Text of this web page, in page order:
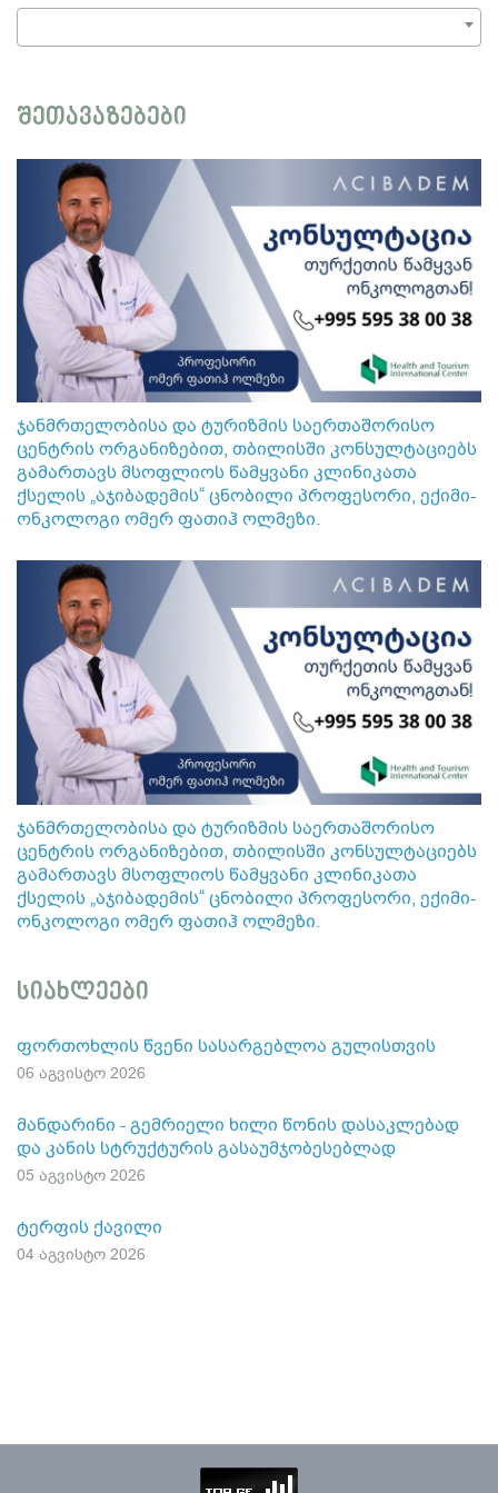
შეთავაზებები
ჯანმრთელობისა და ტურიზმის საერთაშორისო
ცენტრის ორგანიზებით, თბილისში კონსულტაციებს
გამართავს მსოფლიოს წამყვანი კლინიკათა
ქსელის „აჯიბადემის“ ცნობილი პროფესორი, ექიმი-
ონკოლოგი ომერ ფათიჰ ოლმეზი.
ჯანმრთელობისა და ტურიზმის საერთაშორისო
ცენტრის ორგანიზებით, თბილისში კონსულტაციებს
გამართავს მსოფლიოს წამყვანი კლინიკათა
ქსელის „აჯიბადემის“ ცნობილი პროფესორი, ექიმი-
ონკოლოგი ომერ ფათიჰ ოლმეზი.
სიახლეები
ფორთოხლის წვენი სასარგებლოა გულისთვის
06 აგვისტო 2026
მანდარინი - გემრიელი ხილი წონის დასაკლებად
და კანის სტრუქტურის გასაუმჯობესებლად
05 აგვისტო 2026
ტერფის ქავილი
04 აგვისტო 2026